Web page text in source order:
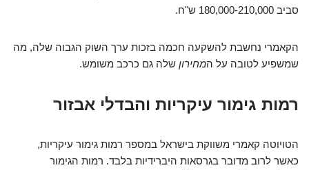
סביב 180,000-210,000 ש"ח.
הקאמרי נחשבת להשקעה חכמה בזכות ערך השוק הגבוה שלה, מה
שמשפיע לטובה על המחירון שלה גם כרכב משומש.
רמות גימור עיקריות והבדלי אבזור
הטויוטה קאמרי משווקת בישראל במספר רמות גימור עיקריות,
כאשר לרוב מדובר בגרסאות היברידיות בלבד. רמות הגימור